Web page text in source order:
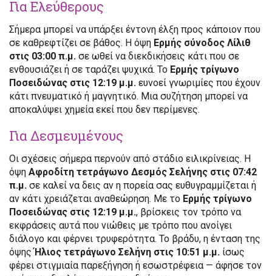
Για Ελεύθερους
Σήμερα μπορεί να υπάρξει έντονη έλξη προς κάποιον που
σε καθρεφτίζει σε βάθος. Η όψη Ερμής σύνοδος Λίλιθ
στις 03:00 π.μ. σε ωθεί να διεκδικήσεις κάτι που σε
ενθουσιάζει ή σε ταράζει ψυχικά. Το Ερμής τρίγωνο
Ποσειδώνας στις 12:19 μ.μ. ευνοεί γνωριμίες που έχουν
κάτι πνευματικό ή μαγνητικό. Μια συζήτηση μπορεί να
αποκαλύψει χημεία εκεί που δεν περίμενες.
Για Δεσμευμένους
Οι σχέσεις σήμερα περνούν από στάδιο ειλικρίνειας. Η
όψη Αφροδίτη τετράγωνο Δεσμός Σελήνης στις 07:42
π.μ. σε καλεί να δεις αν η πορεία σας ευθυγραμμίζεται ή
αν κάτι χρειάζεται αναθεώρηση. Με το Ερμής τρίγωνο
Ποσειδώνας στις 12:19 μ.μ., βρίσκεις τον τρόπο να
εκφράσεις αυτά που νιώθεις με τρόπο που ανοίγει
διάλογο και φέρνει τρυφερότητα. Το βράδυ, η ένταση της
όψηςΉλιος τετράγωνο Σελήνη στις 10:51 μ.μ. ίσως
φέρει στιγμιαία παρεξήγηση ή εσωστρέφεια — άφησε τον